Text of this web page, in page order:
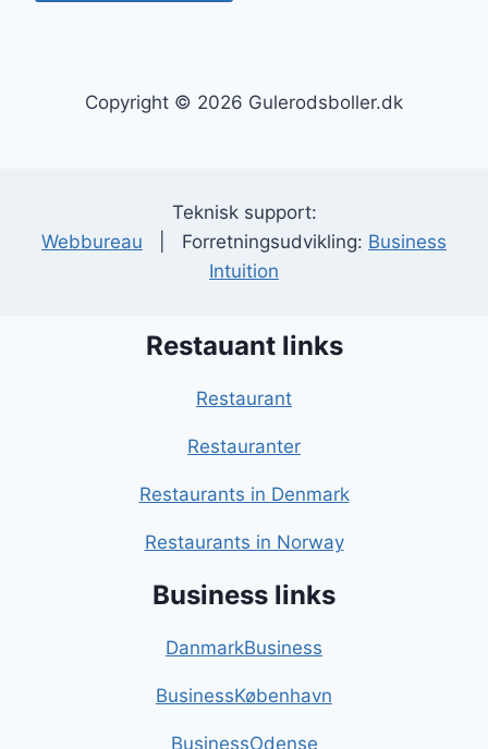
Copyright © 2026 Gulerodsboller.dk
Teknisk support:
Webbureau | Forretningsudvikling: Business
Intuition
Restauant links
Restaurant
Restauranter
Restaurants in Denmark
Restaurants in Norway
Business links
DanmarkBusiness
BusinessKøbenhavn
BusinessOdense